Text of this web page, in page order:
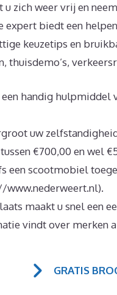
u zich weer vrij en
expert biedt een
keuzetips en
thuisdemo’s,
handig hulpmiddel
uw
€700,00 en wel
een scootmobiel
www.nederweert.nl).
maakt u snel een
vindt over merken
GRATIS